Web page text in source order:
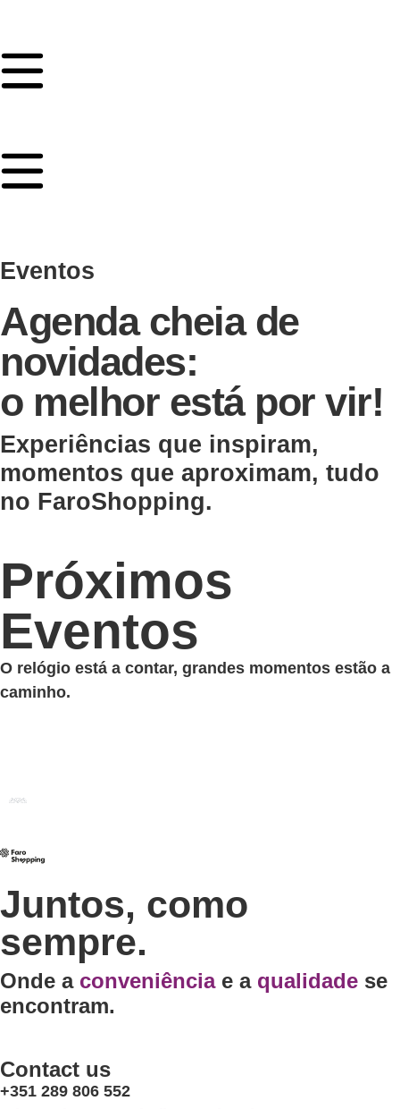
Eventos
Agenda cheia de
novidades:
o melhor está por vir!
Experiências que inspiram,
momentos que aproximam, tudo
no FaroShopping.
Próximos
Eventos
O relógio está a contar, grandes momentos estão a
caminho.
Juntos, como
sempre.
Onde a conveniênciae a qualidade se
encontram.
Contact us
+351 289 806 552